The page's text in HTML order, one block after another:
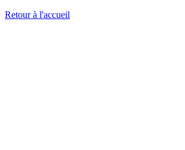
Retour à l'accueil